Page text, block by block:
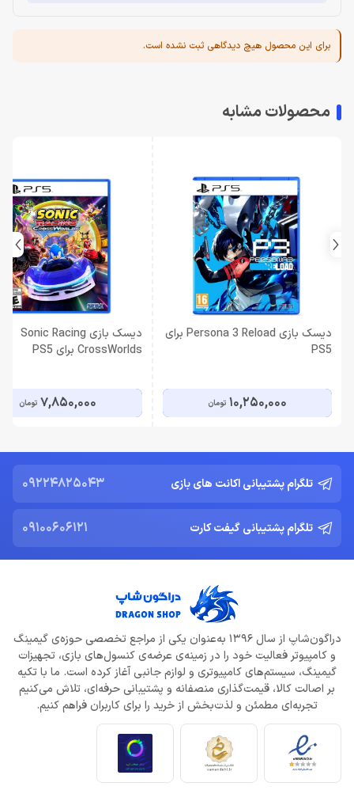
برای این محصول هیچ دیدگاهی ثبت نشده است.
محصولات مشابه
دیسک بازی Persona 3 Reload برای
PS5
10,250,000 تومان
دیسک بازی Sonic Racing
CrossWorlds برای PS5
7,850,000 تومان
تلگرام پشتیبانی اکانت های بازی 09224825043
تلگرام پشتیبانی گیفت کارت 09100606121
دراگون‌شاپ از سال 1396 به‌عنوان یکی از مراجع تخصصی حوزه‌ی گیمینگ
و کامپیوتر فعالیت خود را در زمینه‌ی عرضه‌ی کنسول‌های بازی، تجهیزات
گیمینگ، سیستم‌های کامپیوتری و لوازم جانبی آغاز کرده است. ما با تکیه
بر اصالت کالا، قیمت‌گذاری منصفانه و پشتیبانی حرفه‌ای، تلاش می‌کنیم
تجربه‌ای مطمئن و لذت‌بخش از خرید را برای کاربران فراهم کنیم.